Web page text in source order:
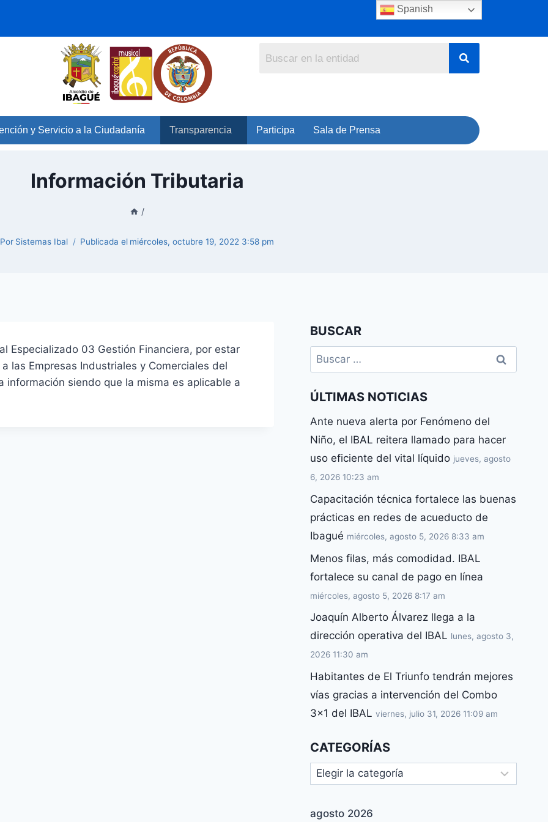
y Servicio a la Ciudadanía Transparencia Participa Sala de Prensa
Información Tributaria
/
Por Sistemas Ibal Publicada el miércoles, octubre 19, 2022 3:58 pm
Especializado 03 Gestión Financiera, por estar
las Empresas Industriales y Comerciales del
siendo que la misma es aplicable a
BUSCAR
ÚLTIMAS NOTICIAS
Ante nueva alerta por Fenómeno del
Niño, el IBAL reitera llamado para hacer
uso eficiente del vital líquido jueves, agosto
6, 2026 10:23 am
Capacitación técnica fortalece las buenas
prácticas en redes de acueducto de
Ibagué miércoles, agosto 5, 2026 8:33 am
Menos filas, más comodidad. IBAL
fortalece su canal de pago en línea
miércoles, agosto 5, 2026 8:17 am
Joaquín Alberto Álvarez llega a la
dirección operativa del IBAL lunes, agosto 3,
2026 11:30 am
Habitantes de El Triunfo tendrán mejores
vías gracias a intervención del Combo
3×1 del IBAL viernes, julio 31, 2026 11:09 am
CATEGORÍAS
agosto 2026
Spanish